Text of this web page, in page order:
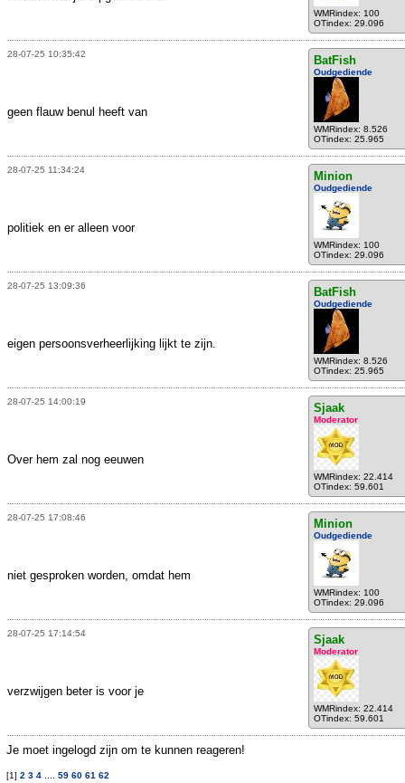
WMRindex: 100
OTindex: 29.096
28-07-25 10:35:42 BatFish
Oudgediende
WMRindex: 8.526
OTindex: 25.965
geen flauw benul heeft van
28-07-25 11:34:24 Minion
Oudgediende
WMRindex: 100
OTindex: 29.096
politiek en er alleen voor
28-07-25 13:09:36 BatFish
Oudgediende
WMRindex: 8.526
OTindex: 25.965
eigen persoonsverheerlijking lijkt te zijn.
28-07-25 14:00:19 Sjaak
Moderator
WMRindex: 22.414
OTindex: 59.601
Over hem zal nog eeuwen
28-07-25 17:08:46 Minion
Oudgediende
WMRindex: 100
OTindex: 29.096
niet gesproken worden, omdat hem
28-07-25 17:14:54 Sjaak
Moderator
WMRindex: 22.414
OTindex: 59.601
verzwijgen beter is voor je
Je moet ingelogd zijn om te kunnen reageren!
[1] 2 3 4 59 60 61 62